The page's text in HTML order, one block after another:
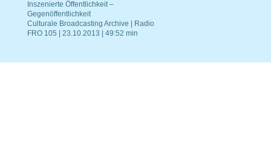
Inszenierte Öffentlichkeit –
Gegenöffentlichkeit
Culturale Broadcasting Archive | Radio
FRO 105 | 23.10.2013 | 49:52 min